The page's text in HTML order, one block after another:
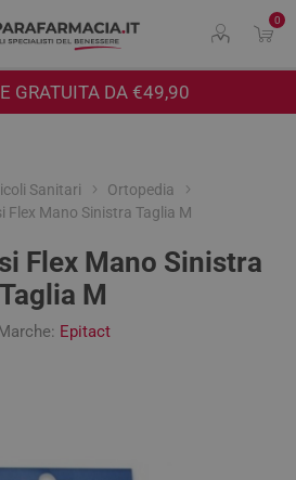
0
GRATUITA DA €49,90
Sanitari
Ortopedia
Flex Mano Sinistra Taglia M
Flex Mano Sinistra
Taglia M
Epitact